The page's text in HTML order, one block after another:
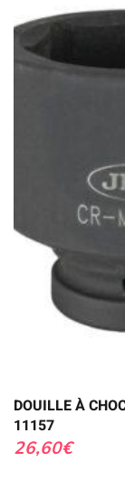
DOUILLE À
11157
26,60€